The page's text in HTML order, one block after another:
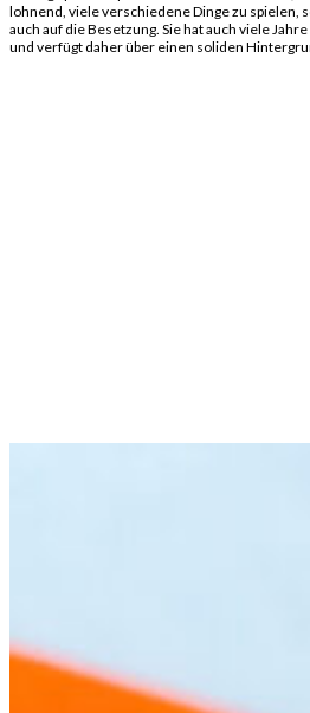
lohnend, viele verschiedene Dinge zu spielen,
auch auf die Besetzung. Sie hat auch viele
und verfügt daher über einen soliden